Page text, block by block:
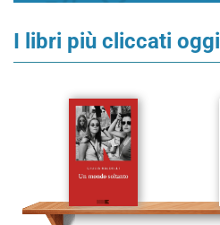
I libri più cliccati oggi